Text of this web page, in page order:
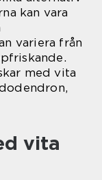
kan vara
variera från
med vita
vita